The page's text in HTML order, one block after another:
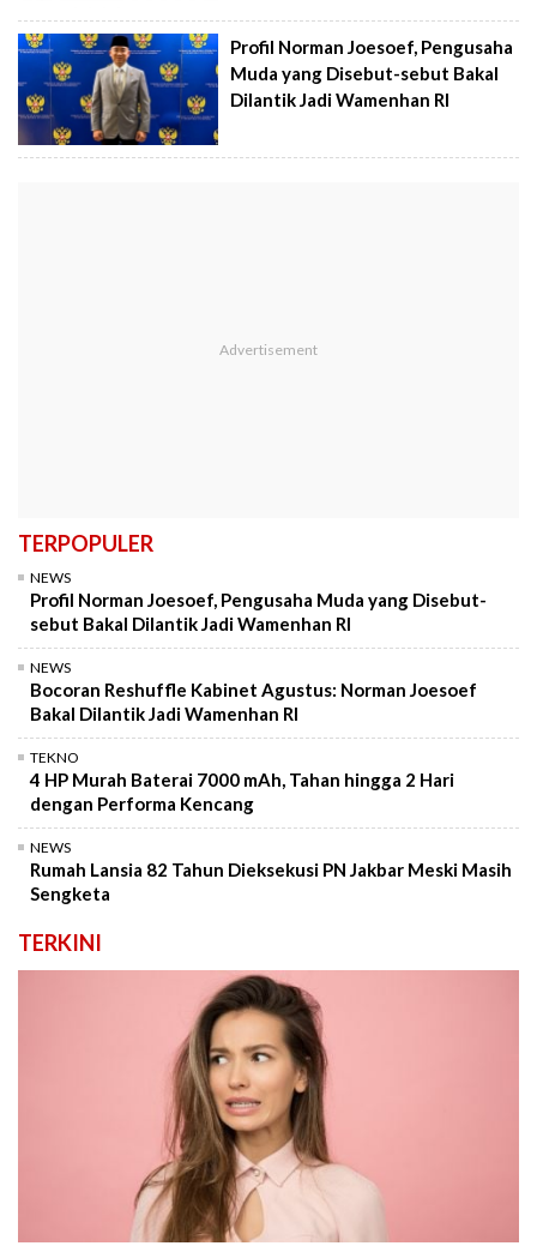
Profil Norman Joesoef, Pengusaha
Muda yang Disebut-sebut Bakal
Dilantik Jadi Wamenhan RI
TERPOPULER
NEWS
Profil Norman Joesoef, Pengusaha Muda yang Disebut-
sebut Bakal Dilantik Jadi Wamenhan RI
NEWS
Bocoran Reshuffle Kabinet Agustus: Norman Joesoef
Bakal Dilantik Jadi Wamenhan RI
TEKNO
4 HP Murah Baterai 7000 mAh, Tahan hingga 2 Hari
dengan Performa Kencang
NEWS
Rumah Lansia 82 Tahun Dieksekusi PN Jakbar Meski Masih
Sengketa
TERKINI